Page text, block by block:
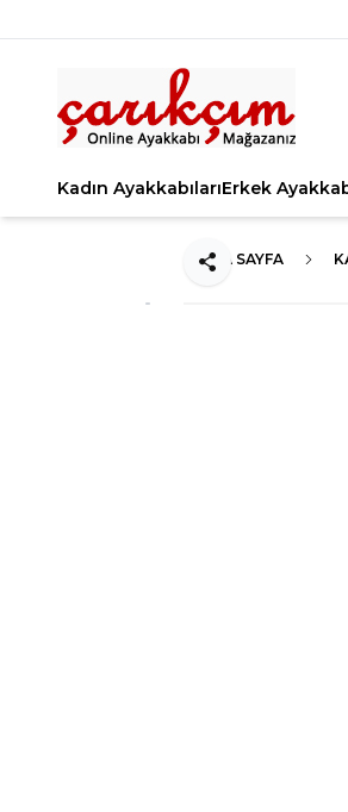
Kadın AyakkabılarıErkek
ANA SAYFA
Paylaş